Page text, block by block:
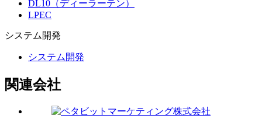
DL10（ディーラーテン）
LPEC
システム 開発
システム開発
関連会社